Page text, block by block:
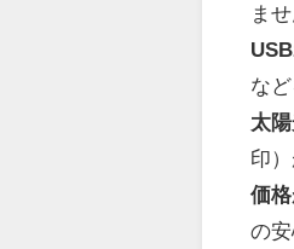
ませ
な
太
印
価
の